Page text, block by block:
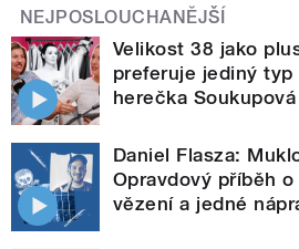
NEJPOSLOUCHANĚJŠÍ
Velikost 38 jako
preferuje jediný
herečka Soukupová
Daniel Flasza:
Opravdový příběh
vězení a jedné